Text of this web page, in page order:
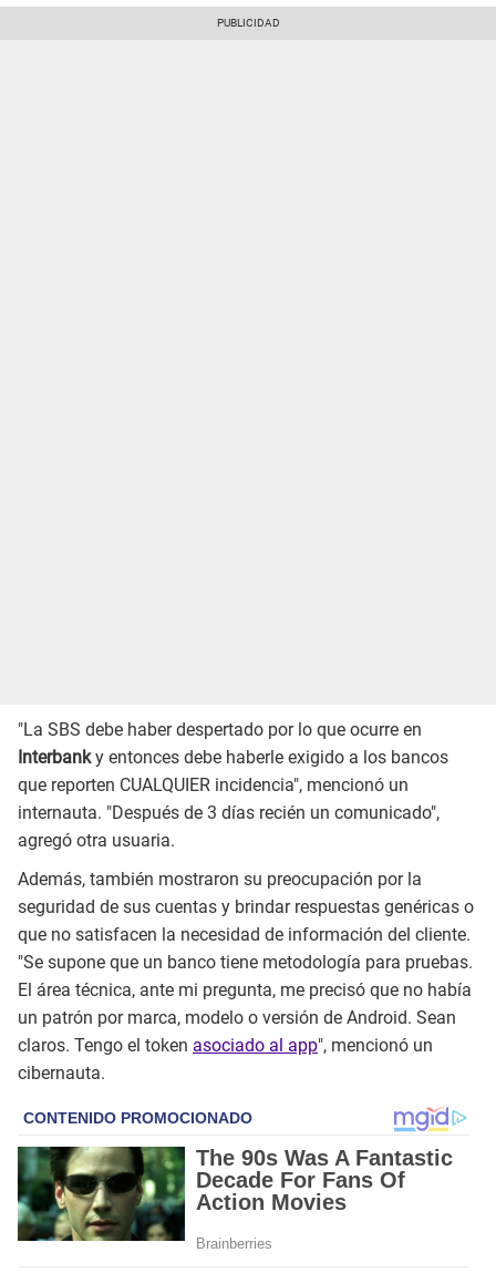
"La SBS debe haber despertado por lo que ocurre en
Interbanky entonces debe haberle exigido a los bancos
que reporten CUALQUIER incidencia", mencionó un
internauta. "Después de 3 días recién un comunicado",
agregó otra usuaria.
Además, también mostraron su preocupación por la
seguridad de sus cuentas y brindar respuestas genéricas o
que no satisfacen la necesidad de información del cliente.
"Se supone que un banco tiene metodología para pruebas.
El área técnica, ante mi pregunta, me precisó que no había
un patrón por marca, modelo o versión de Android. Sean
claros. Tengo el token asociado al app", mencionó un
cibernauta.